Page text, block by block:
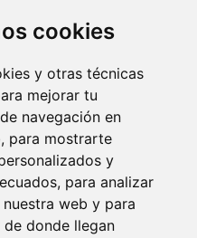
cookies
y otras técnicas
mejorar tu
navegación en
para mostrarte
y
para analizar
web y para
donde llegan
preferences
ecodiesel.es